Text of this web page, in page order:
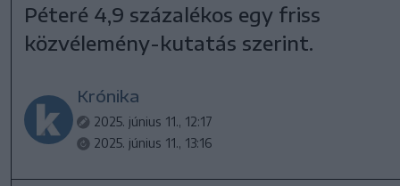
Péteré 4,9 százalékos egy friss
közvélemény-kutatás szerint.
Krónika
2025. június 11., 12:17
2025. június 11., 13:16